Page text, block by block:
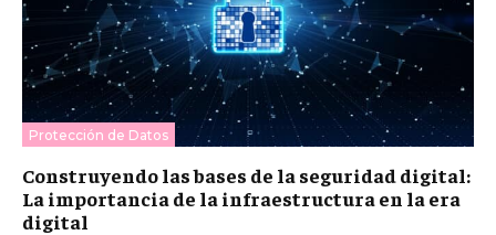
Protección de Datos
Construyendo las bases de la seguridad digital:
La importancia de la infraestructura en la era
digital